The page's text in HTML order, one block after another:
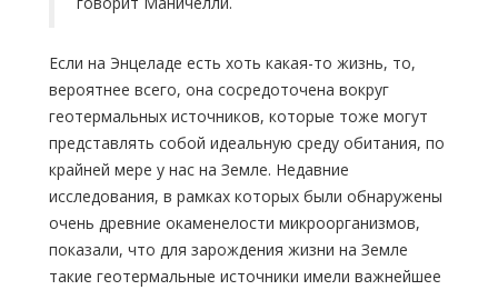
Если на Энцеладе есть хоть какая-то жизнь, то,
вероятнее всего, она сосредоточена вокруг
геотермальных источников, которые тоже могут
представлять собой идеальную среду обитания, по
крайней мере у нас на Земле. Недавние
исследования, в рамках которых были обнаружены
очень древние окаменелости микроорганизмов,
показали, что для зарождения жизни на Земле
такие геотермальные источники имели важнейшее